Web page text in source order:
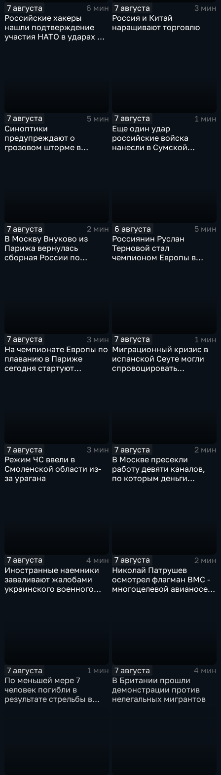
7 августа
6 мин
Российские хакеры
нашли подтверждение
участия НАТО в ударах по
7 августа
3 мин
Россия и Китай
наращивают торговлю
7 августа
5 мин
Синоптики
предупреждают о
грозовом шторме в
7 августа
1 мин
Еще один удар
российские войска
нанесли в Сумской
7 августа
2 мин
В Москву Внуково из
Парижа вернулась
сборная России по
6 августа
5 мин
Россиянин Руслан
Терновой стал
чемпионом Европы в
7 августа
3 мин
На чемпионате Европы по
плаванию в Париже
сегодня стартуют
7 августа
1 мин
Миграционный кризис в
испанской Сеуте могли
спровоцировать
7 августа
3 мин
Режим ЧС ввели в
Смоленской области из-
за урагана
7 августа
2 мин
В Москве пресекли
работу девяти каналов,
по которым деньги
7 августа
4 мин
Иностранные наемники
заваливают жалобами
украинского военного
7 августа
2 мин
Николай Патрушев
осмотрел флагман ВМС -
многоцелевой авианосец
7 августа
1 мин
По меньшей мере 7
человек погибли в
результате стрельбы в
7 августа
4 мин
В Британии прошли
демонстрации против
нелегальных мигрантов